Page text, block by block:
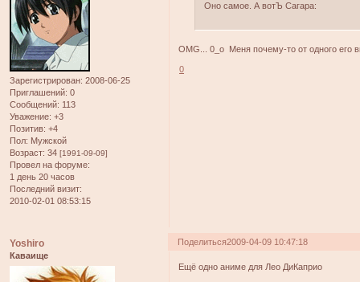
Зарегистрирован: 2008-06-25
Приглашений: 0
Сообщений: 113
Уважение: +3
Позитив: +4
Пол: Мужской
Возраст: 34 [1991-09-09]
Провел на форуме:
1 день 20 часов
Последний визит:
2010-02-01 08:53:15
Оно самое. А вотЪ Сагара:
OMG... 0_о Меня почему-то от одного его
0
Поделиться2009-04-09 10:47:18
Yoshiro
Каваище
Ещё одно аниме для Лео ДиКаприо